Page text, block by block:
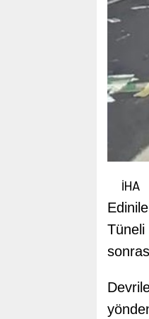
İHA
Tüneli